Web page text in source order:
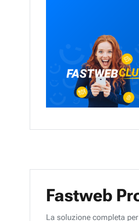
Fastweb
La soluzione completa